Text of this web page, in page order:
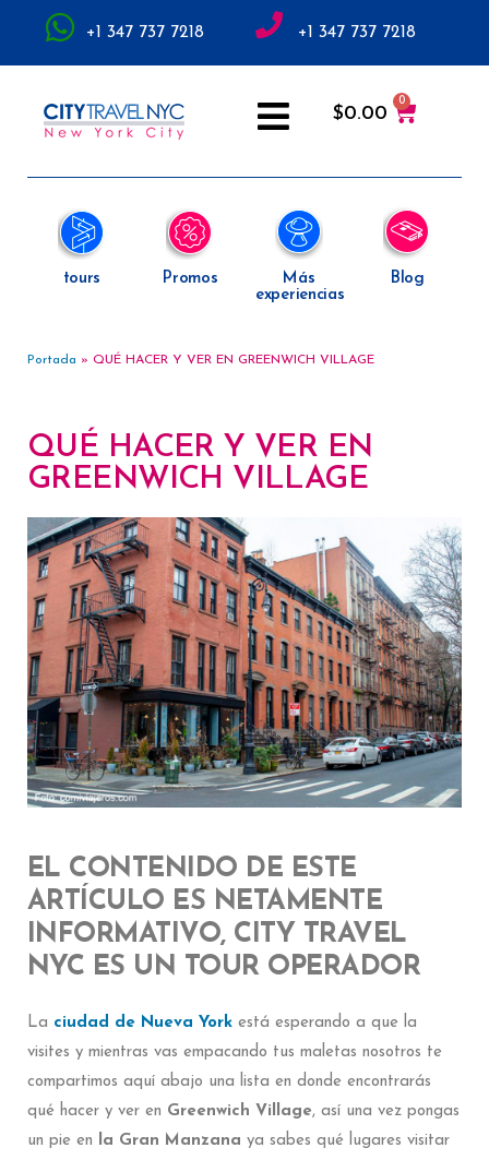
+1 347 737 7218 +1 347 737 7218
$0.00
tours Promos
Más
experiencias
Blog
Portada » QUÉ HACER Y VER EN GREENWICH VILLAGE
QUÉ HACER Y VER EN
GREENWICH VILLAGE
EL CONTENIDO DE ESTE
ARTÍCULO ES NETAMENTE
INFORMATIVO, CITY TRAVEL
NYC ES UN TOUR OPERADOR
La ciudad de Nueva York está esperando a que la
visites y mientras vas empacando tus maletas nosotros te
compartimos aquí abajo una lista en donde encontrarás
qué hacer y ver en Greenwich Village, así una vez pongas
un pie en
la Gran Manzana ya sabes qué lugares visitar